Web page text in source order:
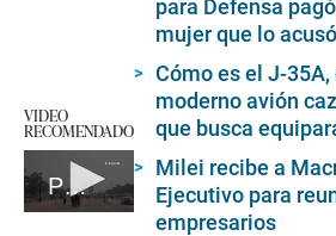
VIDEO
RECOMENDADO
Polución afecta a capital de la India
para Defensa
mujer que lo
Cómo es el J-
moderno avión
que busca
Milei recibe a
Ejecutivo para
empresarios